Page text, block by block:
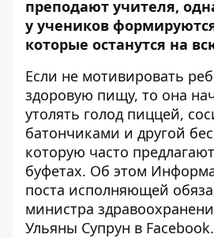
преподают учителя,
у учеников
которые останутся на
Если не мотивировать
здоровую пищу, то она
утолять голод пиццей,
батончиками и другой
которую часто
буфетах. Об этом
поста исполняющей
министра
Ульяны Супрун в Facebook.